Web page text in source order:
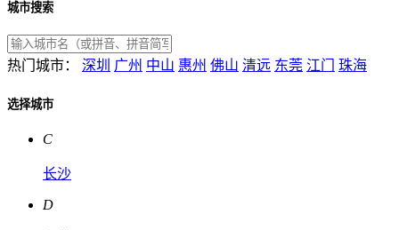
城市搜索
热门城市： 深圳 广州 中山 惠州 佛山 清远 东莞 江门 珠海
选择城市
C
长沙
D